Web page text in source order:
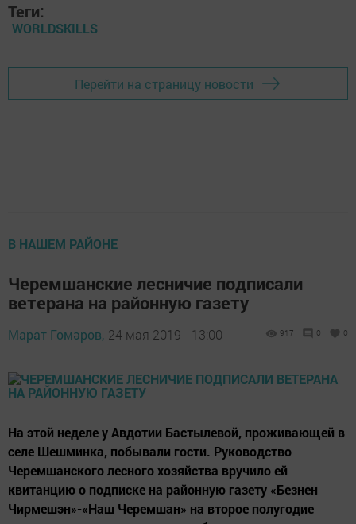
Теги:
WORLDSKILLS
Перейти на страницу новости
В НАШЕМ РАЙОНЕ
Черемшанские лесничие подписали
ветерана на районную газету
Марат Гомәров, 24 мая 2019 - 13:00 917 0 0
На этой неделе у Авдотии Бастылевой, проживающей в
селе Шешминка, побывали гости. Руководство
Черемшанского лесного хозяйства вручило ей
квитанцию о подписке на районную газету «Безнен
Чирмешэн»-«Наш Черемшан» на второе полугодие